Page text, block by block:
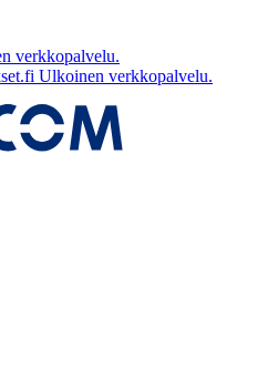
verkkopalvelu.
Ulkoinen verkkopalvelu.